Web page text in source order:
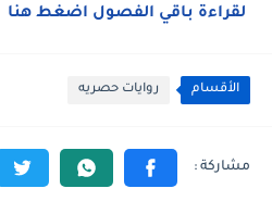
لقراءة باقي الفصول اضغط هنا
الأقسام روايات حصريه